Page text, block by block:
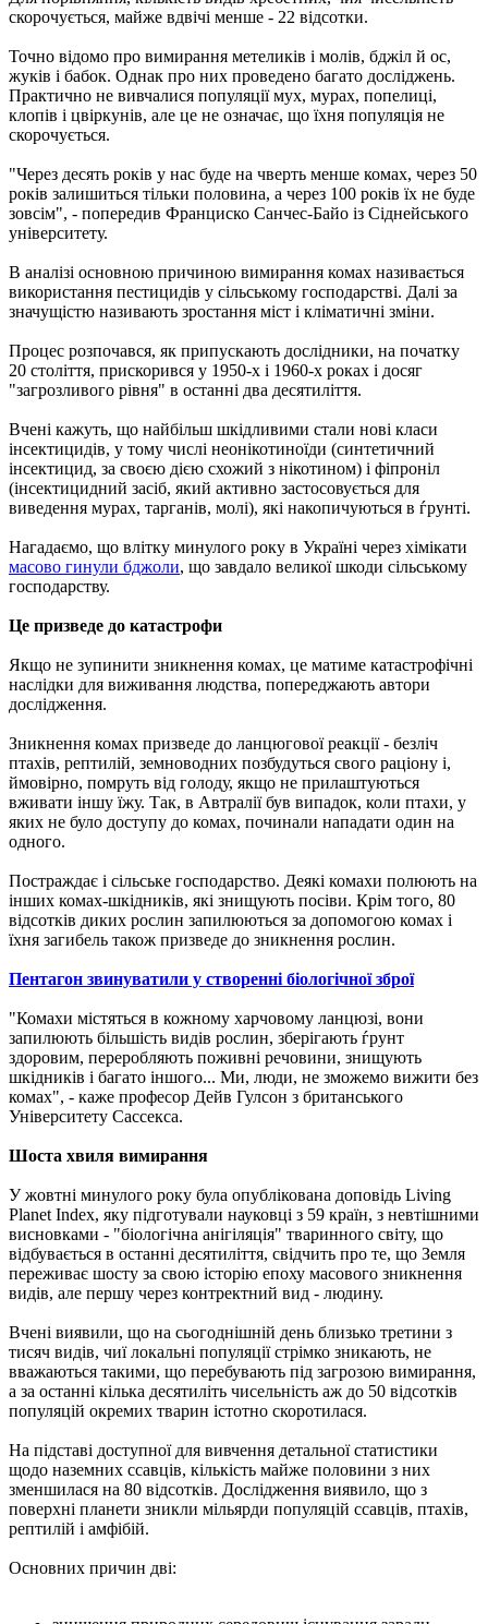
скорочується, майже вдвічі менше - 22 відсотки.
Точно відомо про вимирання метеликів і молів, бджіл й ос,
жуків і бабок. Однак про них проведено багато досліджень.
Практично не вивчалися популяції мух, мурах, попелиці,
клопів і цвіркунів, але це не означає, що їхня популяція не
скорочується.
"Через десять років у нас буде на чверть менше комах, через 50
років залишиться тільки половина, а через 100 років їх не буде
зовсім", - попередив Франциско Санчес-Байо із Сіднейського
університету.
В аналізі основною причиною вимирання комах називається
використання пестицидів у сільському господарстві. Далі за
значущістю називають зростання міст і кліматичні зміни.
Процес розпочався, як припускають дослідники, на початку
20 століття, прискорився у 1950-х і 1960-х роках і досяг
"загрозливого рівня" в останні два десятиліття.
Вчені кажуть, що найбільш шкідливими стали нові класи
інсектицидів, у тому числі неонікотиноїди (синтетичний
інсектицид, за своєю дією схожий з нікотином) і фіпроніл
(інсектицидний засіб, який активно застосовується для
виведення мурах, тарганів, молі), які накопичуються в ѓрунті.
Нагадаємо, що влітку минулого року в Україні через хімікати
масово гинули бджоли, що завдало великої шкоди сільському
господарству.
Це призведе до катастрофи
Якщо не зупинити зникнення комах, це матиме катастрофічні
наслідки для виживання людства, попереджають автори
дослідження.
Зникнення комах призведе до ланцюгової реакції - безліч
птахів, рептилій, земноводних позбудуться свого раціону і,
ймовірно, помруть від голоду, якщо не прилаштуються
вживати іншу їжу. Так, в Автралії був випадок, коли птахи, у
яких не було доступу до комах, починали нападати один на
одного.
Постраждає і сільське господарство. Деякі комахи полюють на
інших комах-шкідників, які знищують посіви. Крім того, 80
відсотків диких рослин запилюються за допомогою комах і
їхня загибель також призведе до зникнення рослин.
Пентагон звинуватили у створенні біологічної зброї
"Комахи містяться в кожному харчовому ланцюзі, вони
запилюють більшість видів рослин, зберігають ѓрунт
здоровим, переробляють поживні речовини, знищують
шкідників і багато іншого... Ми, люди, не зможемо вижити без
комах", - каже професор Дейв Гулсон з британського
Університету Сассекса.
Шоста хвиля вимирання
У жовтні минулого року була опублікована доповідь Living
Planet Index, яку підготували науковці з 59 країн, з невтішними
висновками - "біологічна анігіляція" тваринного світу, що
відбувається в останні десятиліття, свідчить про те, що Земля
переживає шосту за свою історію епоху масового зникнення
видів, але першу через контректний вид - людину.
Вчені виявили, що на сьогоднішній день близько третини з
тисяч видів, чиї локальні популяції стрімко зникають, не
вважаються такими, що перебувають під загрозою вимирання,
а за останні кілька десятиліть чисельність аж до 50 відсотків
популяцій окремих тварин істотно скоротилася.
На підставі доступної для вивчення детальної статистики
щодо наземних ссавців, кількість майже половини з них
зменшилася на 80 відсотків. Дослідження виявило, що з
поверхні планети зникли мільярди популяцій ссавців, птахів,
рептилій і амфібій.
Основних причин дві: